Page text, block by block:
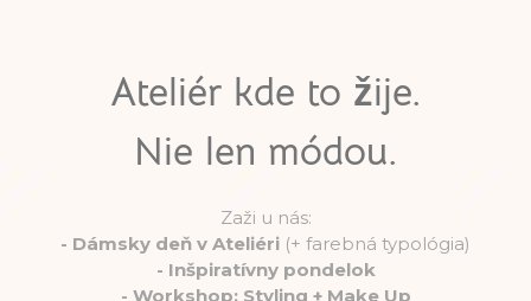
Ateliér kde to žije.
Nie len módou.
Zaži u nás:
- Dámsky deň v Ateliéri (+ farebná typológia)
- Inšpiratívny pondelok
- Workshop: Styling + Make Up